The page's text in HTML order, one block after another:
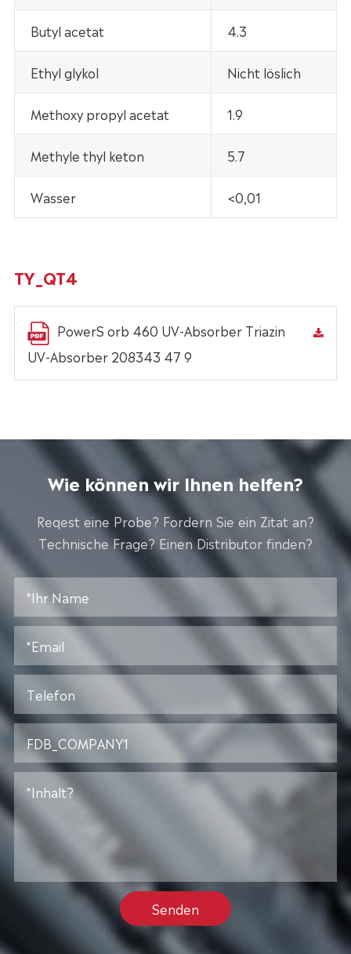
Butyl acetat 4.3
Ethyl glykol Nicht löslich
Methoxy propyl acetat 1.9
Methyle thyl keton 5.7
Wasser <0,01
TY_QT4
PowerS orb 460 UV-Absorber Triazin
UV-Absorber 208343 47 9
Wie können wir Ihnen helfen?
Reqest eine Probe? Fordern Sie ein Zitat an?
Technische Frage? Einen Distributor finden?
Senden